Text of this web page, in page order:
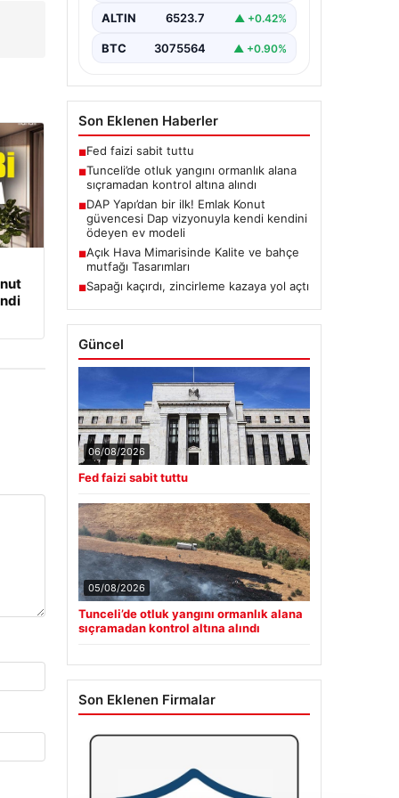
belirlenemeyen bir nedenle…
ALTIN 6523.7 ▲ +0.42%
BTC 3075564 ▲ +0.90%
Son Eklenen Haberler
■Fed faizi sabit tuttu
■Tunceli’de otluk yangını ormanlık alana
sıçramadan kontrol altına alındı
■DAP Yapı’dan bir ilk! Emlak Konut
güvencesi Dap vizyonuyla kendi kendini
ödeyen ev modeli
■Açık Hava Mimarisinde Kalite ve bahçe
mutfağı Tasarımları
■Sapağı kaçırdı, zincirleme kazaya yol açtı
Güncel
06/08/2026
Fed faizi sabit tuttu
05/08/2026
Tunceli’de otluk yangını ormanlık alana
sıçramadan kontrol altına alındı
Son Eklenen Firmalar